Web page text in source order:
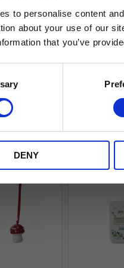
to personalise content
about your use of our
that you’ve
DENY
Tehuset Javas villkor.Läs mer
online på Tehusetjava.se.
och kan ej kombineras med andra